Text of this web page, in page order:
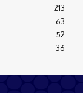
213
63
52
36